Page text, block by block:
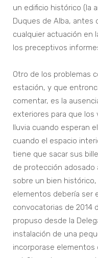
un edificio histórico (la
Duques de Alba, antes
cualquier actuación en
los preceptivos
Otro de los problemas
estación, y que
comentar, es la
exteriores para que los
lluvia cuando esperan
cuando el espacio
tiene que sacar sus
de protección adosado
sobre un bien
elementos debería ser
convocatorias de 2014
propuso desde la
instalación de una
incorporase elementos